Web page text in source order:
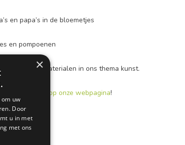
en papa’s in de bloemetjes
en pompoenen
met nieuwe materialen in ons thema kunst.
onze fotogalerij op onze webpagina!
×
uw
Door
u in met
met ons